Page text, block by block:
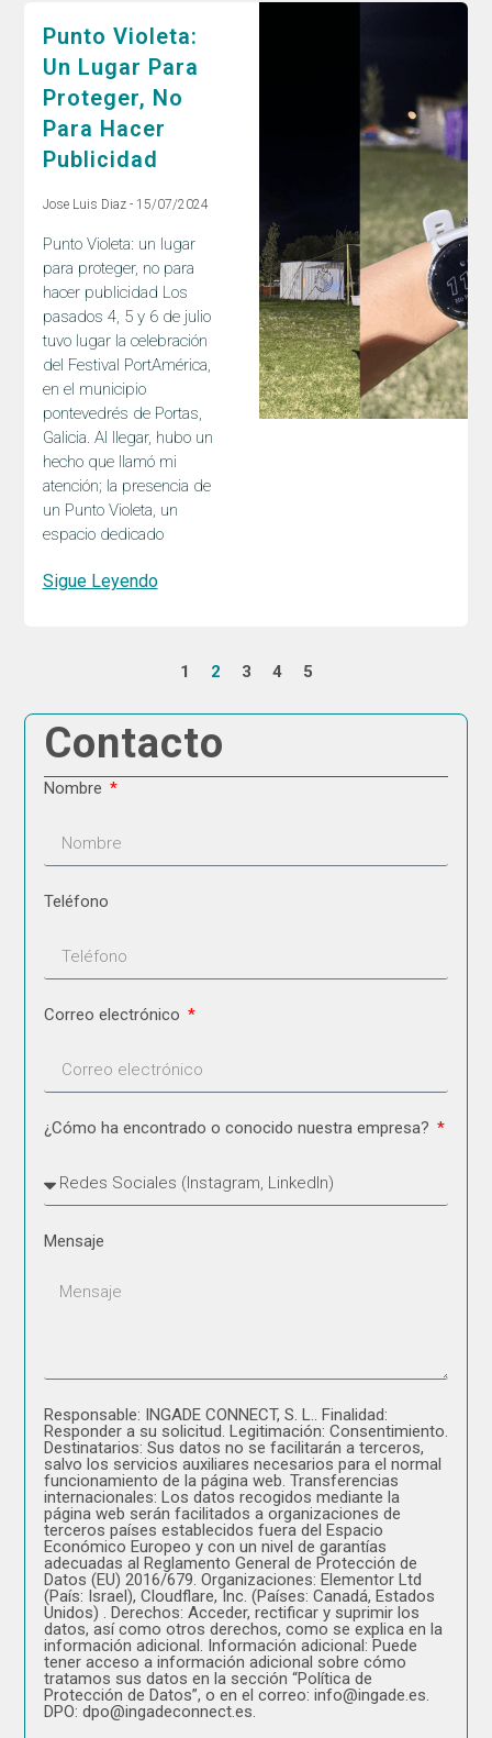
Punto Violeta:
Un Lugar Para
Proteger, No
Para Hacer
Publicidad
Jose Luis Diaz 15/07/2024
Punto Violeta: un lugar
para proteger, no para
hacer publicidad Los
pasados 4, 5 y 6 de julio
tuvo lugar la celebración
del Festival PortAmérica,
en el municipio
pontevedrés de Portas,
Galicia. Al llegar, hubo un
hecho que llamó mi
atención; la presencia de
un Punto Violeta, un
espacio dedicado
Sigue Leyendo
1 2 3 4 5
Contacto
Nombre
Teléfono
Correo electrónico
¿Cómo ha encontrado o conocido nuestra empresa?
Mensaje
Responsable: INGADE CONNECT, S. L.. Finalidad:
Responder a su solicitud. Legitimación: Consentimiento.
Destinatarios: Sus datos no se facilitarán a terceros,
salvo los servicios auxiliares necesarios para el normal
funcionamiento de la página web. Transferencias
internacionales: Los datos recogidos mediante la
página web serán facilitados a organizaciones de
terceros países establecidos fuera del Espacio
Económico Europeo y con un nivel de garantías
adecuadas al Reglamento General de Protección de
Datos (EU) 2016/679. Organizaciones: Elementor Ltd
(País: Israel), Cloudflare, Inc. (Países: Canadá, Estados
Unidos) . Derechos: Acceder, rectificar y suprimir los
datos, así como otros derechos, como se explica en la
información adicional. Información adicional: Puede
tener acceso a información adicional sobre cómo
tratamos sus datos en la sección “Política de
Protección de Datos”, o en el correo: info@ingade.es.
DPO: dpo@ingadeconnect.es.